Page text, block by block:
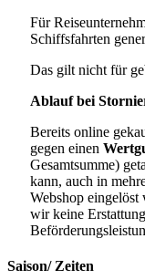
Für
Schiffsfahrten
Das gilt nicht für
Ablauf bei
Bereits online
gegen einen
Gesamtsumme)
kann, auch in
Webshop eingelöst
wir keine
Saison/ Zeiten